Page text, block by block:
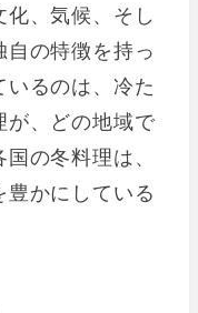
、気候、そし
の特徴を持っ
るのは、冷た
が、どの地域で
の冬料理は、
かにしている